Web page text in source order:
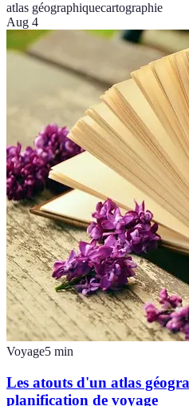
atlas géographiquecartographie
Aug 4
Voyage5 min
Les atouts d'un atlas
planification de voyage